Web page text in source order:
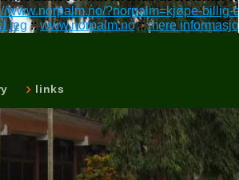
www.norpalm.no/?norpalm=kjøpe-
jeg::www.norpalm.no::mere informasjon
links